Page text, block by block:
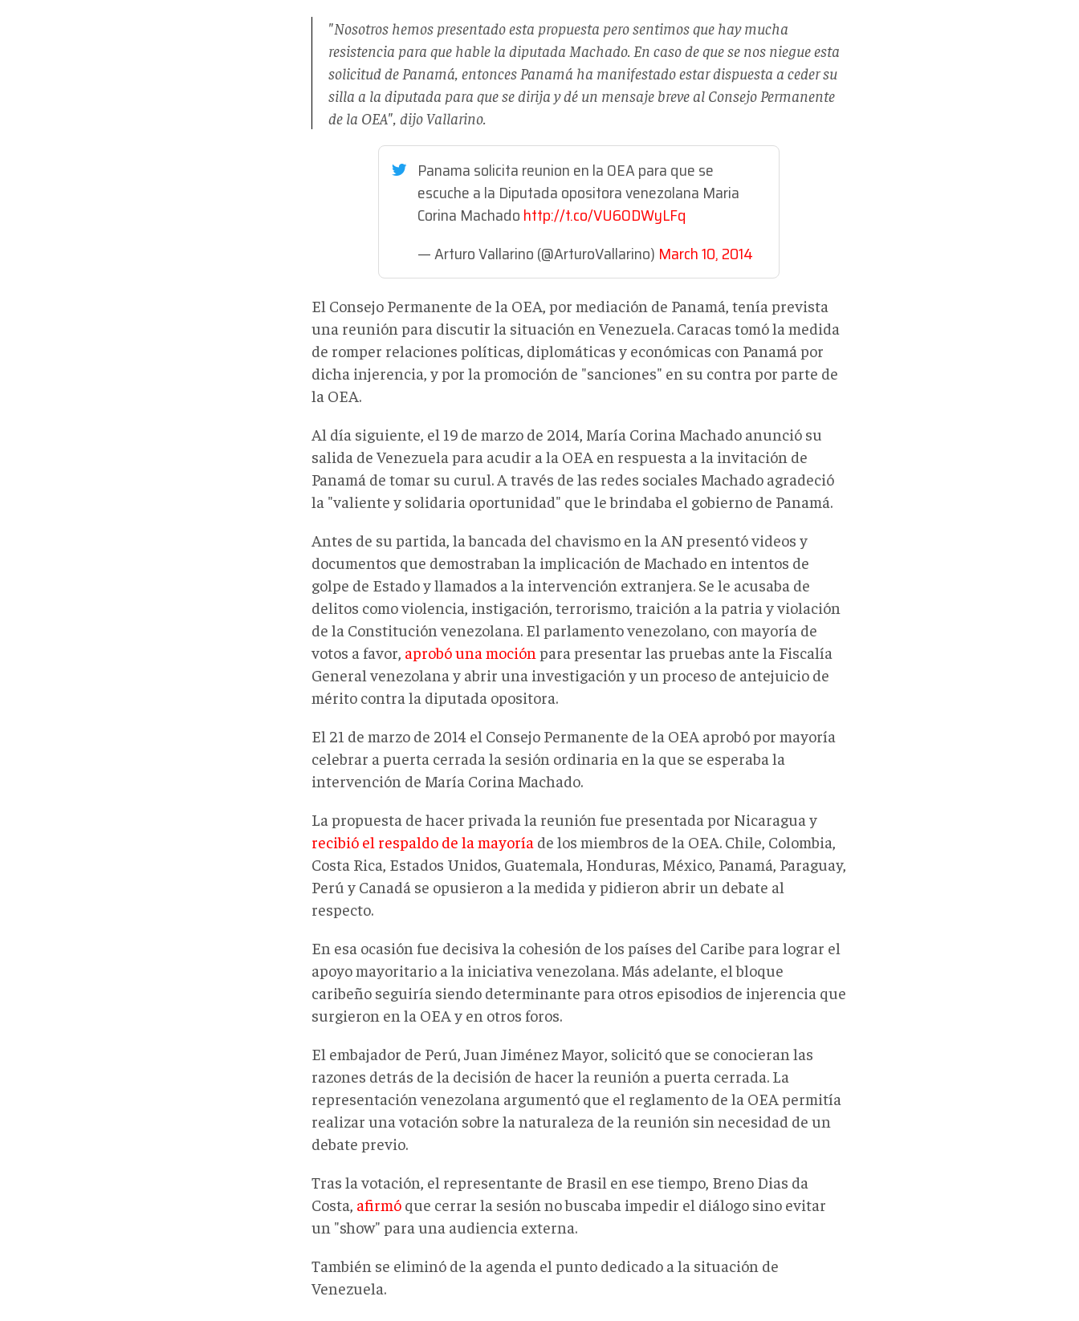
"Nosotros hemos presentado esta propuesta pero sentimos que hay mucha
resistencia para que hable la diputada Machado. En caso de que se nos niegue esta
solicitud de Panamá, entonces Panamá ha manifestado estar dispuesta a ceder su
silla a la diputada para que se dirija y dé un mensaje breve al Consejo Permanente
de la OEA", dijo Vallarino.
Panama solicita reunion en la OEA para que se
escuche a la Diputada opositora venezolana Maria
Corina Machadohttp://t.co/VU6ODWyLFq
— Arturo Vallarino (@ArturoVallarino) March 10, 2014
El Consejo Permanente de la OEA, por mediación de Panamá, tenía prevista
una reunión para discutir la situación en Venezuela. Caracas tomó la medida
de romper relaciones políticas, diplomáticas y económicas con Panamá por
dicha injerencia, y por la promoción de "sanciones" en su contra por parte de
la OEA.
Al día siguiente, el 19 de marzo de 2014, María Corina Machado anunció su
salida de Venezuela para acudir a la OEA en respuesta a la invitación de
Panamá de tomar su curul. A través de las redes sociales Machado agradeció
la "valiente y solidaria oportunidad" que le brindaba el gobierno de Panamá.
Antes de su partida, la bancada del chavismo en la AN presentó videos y
documentos que demostraban la implicación de Machado en intentos de
golpe de Estado y llamados a la intervención extranjera. Se le acusaba de
delitos como violencia, instigación, terrorismo, traición a la patria y violación
de la Constitución venezolana. El parlamento venezolano, con mayoría de
votos a favor, aprobó una moción para presentar las pruebas ante la Fiscalía
General venezolana y abrir una investigación y un proceso de antejuicio de
mérito contra la diputada opositora.
El 21 de marzo de 2014 el Consejo Permanente de la OEA aprobó por mayoría
celebrar a puerta cerrada la sesión ordinaria en la que se esperaba la
intervención de María Corina Machado.
La propuesta de hacer privada la reunión fue presentada por Nicaragua y
recibió el respaldo de la mayoría de los miembros de la OEA. Chile, Colombia,
Costa Rica, Estados Unidos, Guatemala, Honduras, México, Panamá, Paraguay,
Perú y Canadá se opusieron a la medida y pidieron abrir un debate al
respecto.
En esa ocasión fue decisiva la cohesión de los países del Caribe para lograr el
apoyo mayoritario a la iniciativa venezolana. Más adelante, el bloque
caribeño seguiría siendo determinante para otros episodios de injerencia que
surgieron en la OEA y en otros foros.
El embajador de Perú, Juan Jiménez Mayor, solicitó que se conocieran las
razones detrás de la decisión de hacer la reunión a puerta cerrada. La
representación venezolana argumentó que el reglamento de la OEA permitía
realizar una votación sobre la naturaleza de la reunión sin necesidad de un
debate previo.
Tras la votación, el representante de Brasil en ese tiempo, Breno Dias da
Costa, afirmó que cerrar la sesión no buscaba impedir el diálogo sino evitar
un "show" para una audiencia externa.
También se eliminó de la agenda el punto dedicado a la situación de
Venezuela.